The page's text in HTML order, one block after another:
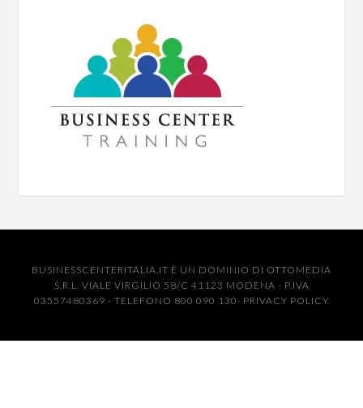
BUSINESSCENTERITALIA.IT È UN DOMINIO DI OTTOMEDIA
S.R.L. VIALE VIRGILIO 58/C 41123 MODENA - P.IVA
03557480369 - TELEFONO 800 090 130· PRIVACY POLICY